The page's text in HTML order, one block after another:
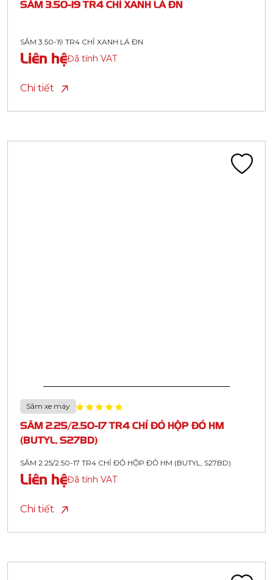
SĂM 3.50-19 TR4 CHỈ XANH LÁ ĐN
SĂM 3.50-19 TR4 CHỈ XANH LÁ ĐN
Liên hệĐã tính VAT
Chi tiết
Săm xe máy
SĂM 2.25/2.50-17 TR4 CHỈ ĐỎ HỘP ĐỎ HM
(BUTYL, S27BD)
SĂM 2.25/2.50-17 TR4 CHỈ ĐỎ HỘP ĐỎ HM (BUTYL, S27BD)
Liên hệĐã tính VAT
Chi tiết